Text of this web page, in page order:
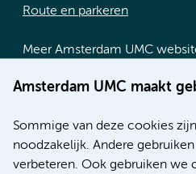
Amsterdam UMC maakt
Sommige van deze cookies
noodzakelijk. Andere
verbeteren. Ook gebruiken we
Route en parkeren
Meer Amsterdam UMC
Werken bij Amsterdam UMC
Nieuws
Research
Educatie locatie AMC